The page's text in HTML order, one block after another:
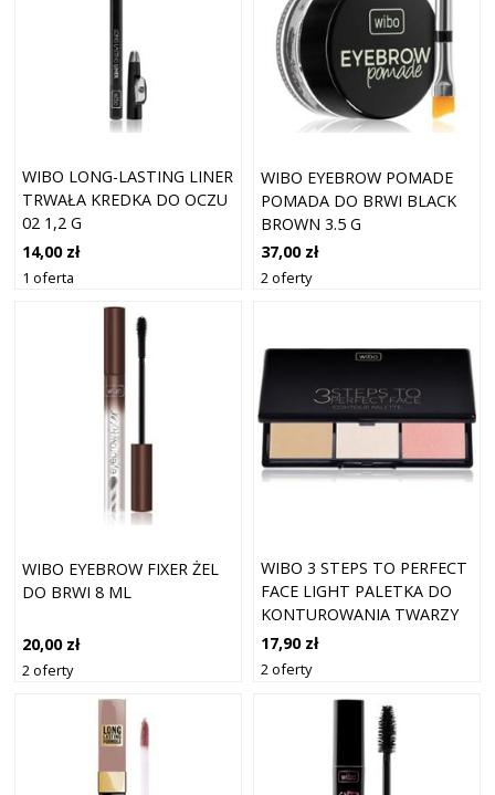
WIBO LONG-LASTING LINER
TRWAŁA KREDKA DO OCZU
02 1,2 G
14,00 zł
1 oferta
WIBO EYEBROW POMADE
POMADA DO BRWI BLACK
BROWN 3.5 G
37,00 zł
2 oferty
WIBO EYEBROW FIXER ŻEL
DO BRWI 8 ML
20,00 zł
2 oferty
WIBO 3 STEPS TO PERFECT
FACE LIGHT PALETKA DO
KONTUROWANIA TWARZY
DO TWARZY 10 G
17,90 zł
2 oferty